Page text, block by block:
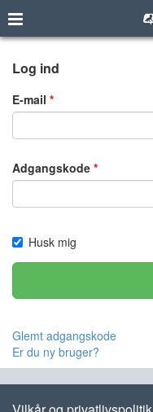
Log ind
E-mail
Adgangskode
Husk mig
Glemt adgangskode
Er du ny bruger?